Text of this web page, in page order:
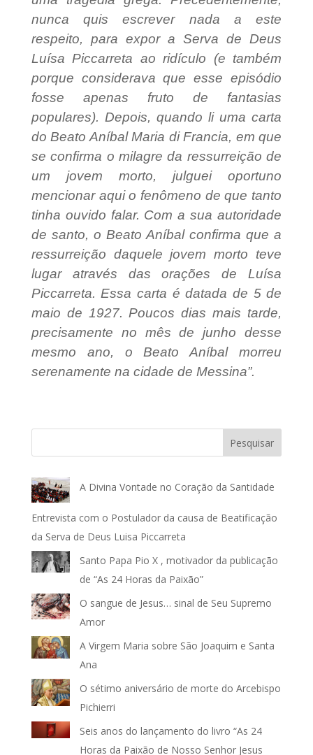
nunca quis escrever nada a este
respeito, para expor a Serva de Deus
Luísa Piccarreta ao ridículo (e também
porque considerava que esse episódio
fosse apenas fruto de fantasias
populares). Depois, quando li uma carta
do Beato Aníbal Maria di Francia, em que
se confirma o milagre da ressurreição de
um jovem morto, julguei oportuno
mencionar aqui o fenômeno de que tanto
tinha ouvido falar. Com a sua autoridade
de santo, o Beato Aníbal confirma que a
ressurreição daquele jovem morto teve
lugar através das orações de Luísa
Piccarreta. Essa carta é datada de 5 de
maio de 1927. Poucos dias mais tarde,
precisamente no mês de junho desse
mesmo ano, o Beato Aníbal morreu
serenamente na cidade de Messina”.
Pesquisar
A Divina Vontade no Coração da Santidade
Entrevista com o Postulador da causa de Beatificação
da Serva de Deus Luisa Piccarreta
Santo Papa Pio X , motivador da publicação
de “As 24 Horas da Paixão”
O sangue de Jesus… sinal de Seu Supremo
Amor
A Virgem Maria sobre São Joaquim e Santa
Ana
O sétimo aniversário de morte do Arcebispo
Pichierri
Seis anos do lançamento do livro “As 24
Horas da Paixão de Nosso Senhor Jesus